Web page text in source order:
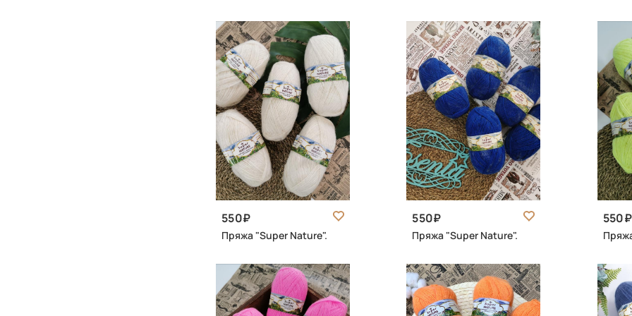
550
Пряжа "Super Nature".
550
Пряжа "Super Nature".
550